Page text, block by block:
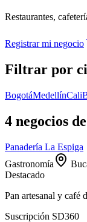
Restaurantes,
Registrar mi negocio
Filtrar por
BogotáMedellínCali
4 negocios de
Panadería La Espiga
Gastronomía
Destacado
Pan artesanal y café
Suscripción SD360